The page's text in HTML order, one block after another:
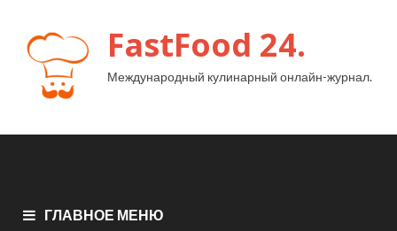
FastFood 24.
Международный кулинарный онлайн-журнал.
ГЛАВНОЕ МЕНЮ